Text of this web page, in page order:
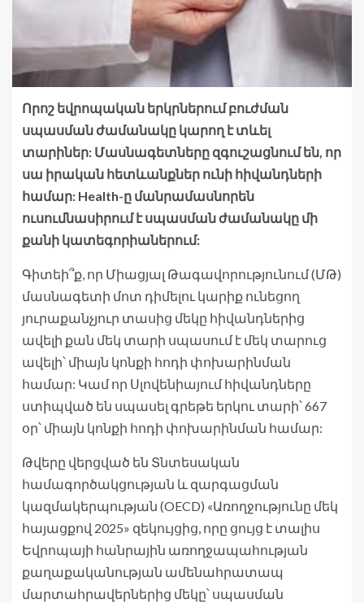
Որոշ եվրոպական երկրներում բուժման
սպասման ժամանակը կարող է տևել
տարիներ: Մասնագետները զգուշացնում են, որ
սա իրական հետևանքներ ունի հիվանդների
համար: Health-ը մանրամասնորեն
ուսումնասիրում է սպասման ժամանակը մի
քանի կատեգորիաներում:
Գիտեի՞ք, որ Միացյալ Թագավորությունում (ՄԹ)
մասնագետի մոտ դիմելու կարիք ունեցող
յուրաքանչյուր տասից մեկը հիվանդներից
ավելի քան մեկ տարի սպասում է մեկ տարուց
ավելի՝ միայն կոնքի հոդի փոխարինման
համար: Կամ որ Սլովենիայում հիվանդները
ստիպված են սպասել գրեթե երկու տարի՝ 667
օր՝ միայն կոնքի հոդի փոխարինման համար:
Թվերը վերցված են Տնտեսական
համագործակցության և զարգացման
կազմակերպության (OECD) «Առողջությունը մեկ
հայացքով 2025» զեկույցից, որը ցույց է տալիս
Եվրոպայի հանրային առողջապահության
քաղաքականության ամենահրատապ
մարտահրավերներից մեկը՝ սպասման